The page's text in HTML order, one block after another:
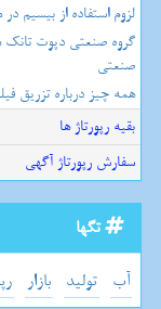
لزوم استفاده از بیسیم
گروه صنعتی دپوت
صنعتی
همه چیز درباره تزریق
بقیه رپورتاژ ها
سفارش رپورتاژ آگهی
تگها
آب تولید بازار